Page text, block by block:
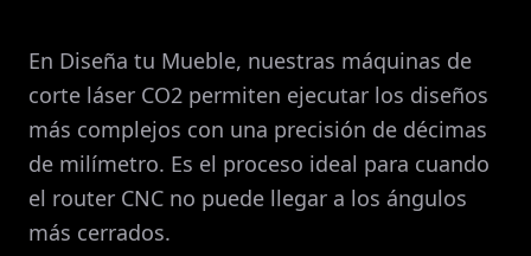
En Diseña tu Mueble, nuestras máquinas de
corte láser CO2 permiten ejecutar los diseños
más complejos con una precisión de décimas
de milímetro. Es el proceso ideal para cuando
el router CNC no puede llegar a los ángulos
más cerrados.